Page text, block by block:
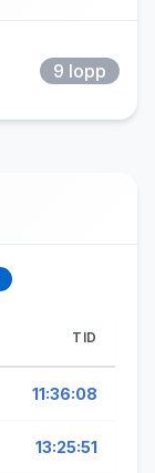
9 lopp
TID
11:36:08
13:25:51